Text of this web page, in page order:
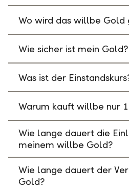
Wo wird das willbe Gold
Wie sicher ist mein Gold?
Was ist der
Warum kauft willbe nur
Wie lange dauert die
meinem willbe Gold?
Wie lange dauert der
Gold?